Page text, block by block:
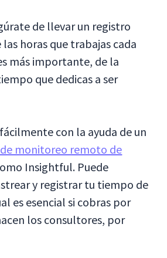
de llevar un registro
horas que trabajas cada
más importante, de la
que dedicas a ser
con la ayuda de un
monitoreo remoto de
Insightful. Puede
y registrar tu tiempo de
es esencial si cobras por
los consultores, por